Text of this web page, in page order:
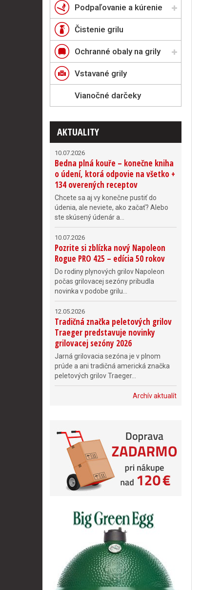
Podpaľovanie a kúrenie
Čistenie grilu
Ochranné obaly na grily
Vstavané grily
Vianočné darčeky
AKTUALITY
10.07.2026
Bedna plná kouře – konečne kniha
o údení, ktorá odpovie na všetko +
134 overených receptov
Chcete sa aj vy konečne pustiť do
údenia, ale neviete, ako začať? Alebo
ste skúsený údenár a...
10.07.2026
Pozrite si zblízka nový Napoleon
Rogue PRO 425 – edícia 50 rokov
Do rodiny plynových grilov Napoleon
počas grilovacej sezóny pribudla
novinka v podobe grilu...
12.05.2026
Tradičná značka peletových grilov
Traeger predstavuje novinky
grilovacej sezóny 2026
Jarná grilovacia sezóna je v plnom
prúde a ani tradičná americká značka
peletových grilov Traeger...
Archív aktualít